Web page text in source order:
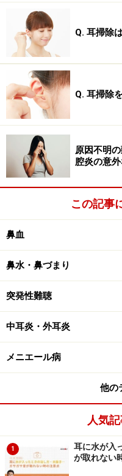
■耳鳴り三原則
1. 耳鳴りがない人はい
ただ音が小さく自覚が
がある人も、数時間で
2. 耳鳴りは常に変化す
も変化する
3. 耳鳴りを止める治療
れてしまうケースも多い
耳鳴りの仕組み
などの心因的な
基本的なことですが、
に変化します。耳鳴り
ーに変換される際に生
そのため、原因の多く
えます。
「海馬」や、喜び・睡
場所である「扁桃体」
す。したがって心因的
えられています。
Q. 耳掃除
Q. 耳掃除
原因不明
腔炎の意
この記事
鼻血
鼻水・鼻づまり
突発性難聴
中耳炎・外耳炎
メニエール病
他の
人気
1
耳に水が入
が取れない